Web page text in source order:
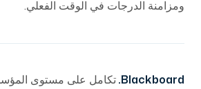
ومزامنة الدرجات في الوقت الفعلي.
Blackboard.
تكامل على مستوى